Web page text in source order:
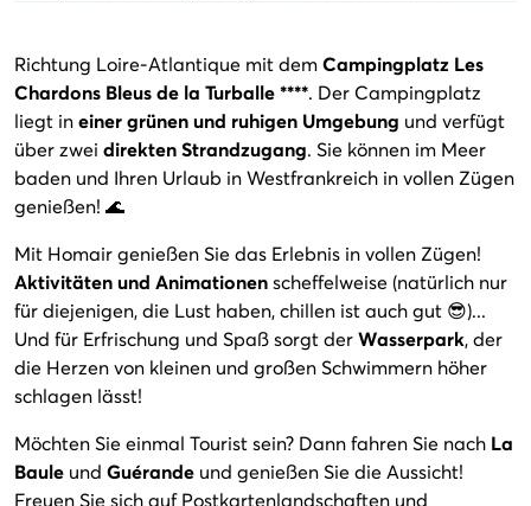
Richtung Loire-Atlantique mit demCampingplatz Les
Chardons Bleus de la Turballe ****. Der Campingplatz
liegt ineiner grünen und ruhigen Umgebung und verfügt
über zwei direkten Strandzugang. Sie können im Meer
baden und Ihren Urlaub in Westfrankreich in vollen Zügen
genießen! 🌊
Mit Homair genießen Sie das Erlebnis in vollen Zügen!
Aktivitäten und Animationenscheffelweise (natürlich nur
für diejenigen, die Lust haben, chillen ist auch gut 😎)...
Und für Erfrischung und Spaß sorgt derWasserpark, der
die Herzen von kleinen und großen Schwimmern höher
schlagen lässt!
Möchten Sie einmal Tourist sein? Dann fahren Sie nach La
Baule und Guérande und genießen Sie die Aussicht!
Freuen Sie sich auf Postkartenlandschaften und